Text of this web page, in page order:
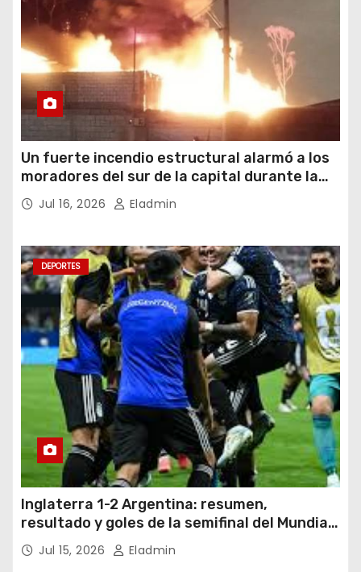
Un fuerte incendio estructural alarmó a los
moradores del sur de la capital durante la
noche del miércoles 15 de julio de 2026
Jul 16, 2026 Eladmin
DEPORTES
Inglaterra 1-2 Argentina: resumen,
resultado y goles de la semifinal del Mundial
2026Jul 15, 2026 Eladmin